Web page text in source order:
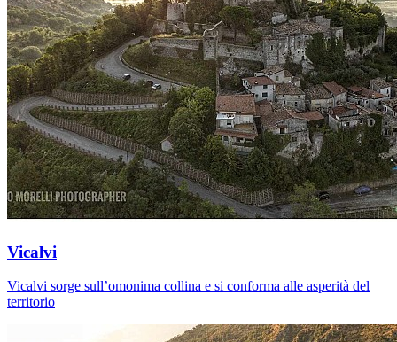
Vicalvi
Vicalvi sorge sull’omonima collina e si conforma alle asperità del
territorio